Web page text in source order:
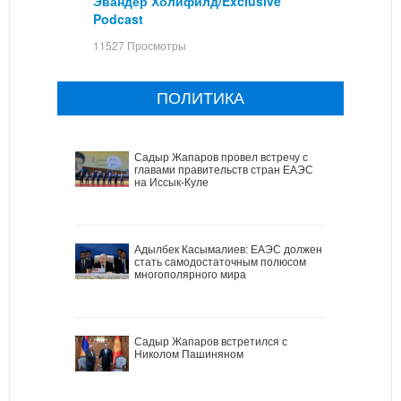
Podcast
11527 Просмотры
ПОЛИТИКА
Садыр Жапаров провел встречу с
главами правительств стран ЕАЭС
на Иссык-Куле
Адылбек Касымалиев: ЕАЭС должен
стать самодостаточным полюсом
многополярного мира
Садыр Жапаров встретился с
Николом Пашиняном